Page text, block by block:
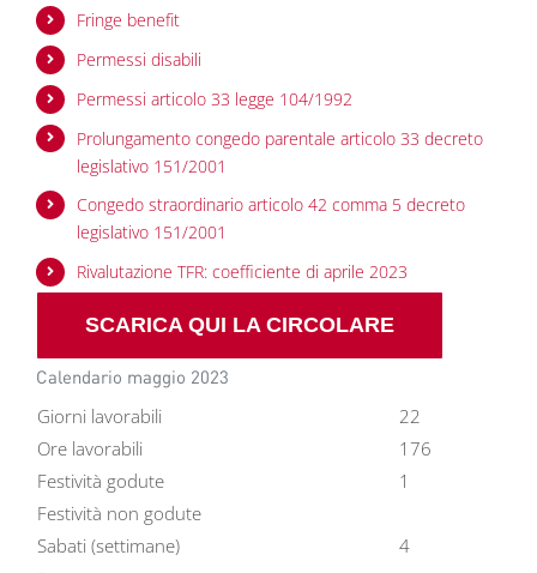
Fringe benefit
Permessi disabili
Permessi articolo 33 legge 104/1992
Prolungamento congedo parentale articolo 33 decreto
legislativo 151/2001
Congedo straordinario articolo 42 comma 5 decreto
legislativo 151/2001
Rivalutazione TFR: coefficiente di aprile 2023
SCARICA QUI LA CIRCOLARE
Calendario maggio 2023
Giorni lavorabili
22
Ore lavorabili
176
Festività godute
1
Festività non godute
Sabati (settimane)
4